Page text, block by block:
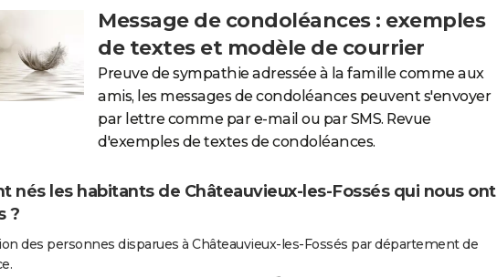
Message de condoléances : exemples
de textes et modèle de courrier
Preuve de sympathie adressée à la famille comme aux
amis, les messages de condoléances peuvent s'envoyer
par lettre comme par e-mail ou par SMS. Revue
d'exemples de textes de condoléances.
nés les habitants de Châteauvieux-les-Fossés qui nous ont
?
des personnes disparues à Châteauvieux-les-Fossés par département de